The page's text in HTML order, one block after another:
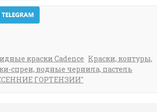
краски Cadence Краски, контуры,
спреи, водные чернила, пастель
ГОРТЕНЗИИ"